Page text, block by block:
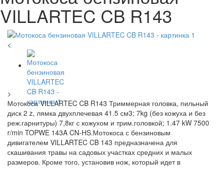
VILLARTEC CB R143
<
>
Мотокоса VILLARTEC CB R143 Триммерная головка, пильный
диск 2 z, лямка двухплечевая 41.5 см3; 7kg (без кожуха и без
реж.гарнитуры) 7,8кг с кожухом и трим.головкой; 1.47 kW 7500
r/min TOPWE 143A CN-HS.Мотокоса с бензиновым
дивигателем VILLARTEC CB 143 предназначена для
скашивания травы на садовых участках средних и малых
размеров. Кроме того, установив нож, который идет в